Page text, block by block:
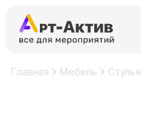
Главная Мебель Стулья